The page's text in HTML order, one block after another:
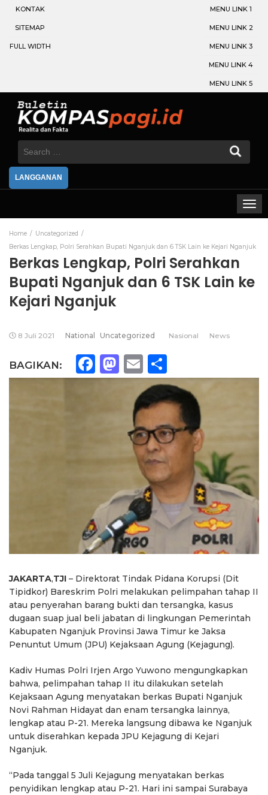
KONTAK
SITEMAP
FULL WIDTH
MENU LINK 1
MENU LINK 2
MENU LINK 3
MENU LINK 4
MENU LINK 5
Search
LANGGANAN
Home
Uncategorized
Berkas Lengkap, Polri Serahkan Bupati Nganjuk dan 6 TSK Lain ke Kejari Nganjuk
Berkas Lengkap, Polri Serahkan
Bupati Nganjuk dan 6 TSK Lain ke
Kejari Nganjuk
8 Juli 2021 National Uncategorized Nasional News
BAGIKAN: Facebook
Mastodon
Email
JAKARTA,TJI – Direktorat Tindak Pidana Korupsi (Dit
Tipidkor) Bareskrim Polri melakukan pelimpahan tahap II
atau penyerahan barang bukti dan tersangka, kasus
dugaan suap jual beli jabatan di lingkungan Pemerintah
Kabupaten Nganjuk Provinsi Jawa Timur ke Jaksa
Penuntut Umum (JPU) Kejaksaan Agung (Kejagung).
Kadiv Humas Polri Irjen Argo Yuwono mengungkapkan
bahwa, pelimpahan tahap II itu dilakukan setelah
Kejaksaan Agung menyatakan berkas Bupati Nganjuk
Novi Rahman Hidayat dan enam tersangka lainnya,
lengkap atau P-21. Mereka langsung dibawa ke Nganjuk
untuk diserahkan kepada JPU Kejagung di Kejari
Nganjuk.
“Pada tanggal 5 Juli Kejagung menyatakan berkas
penyidikan lengkap atau P-21. Hari ini sampai Surabaya